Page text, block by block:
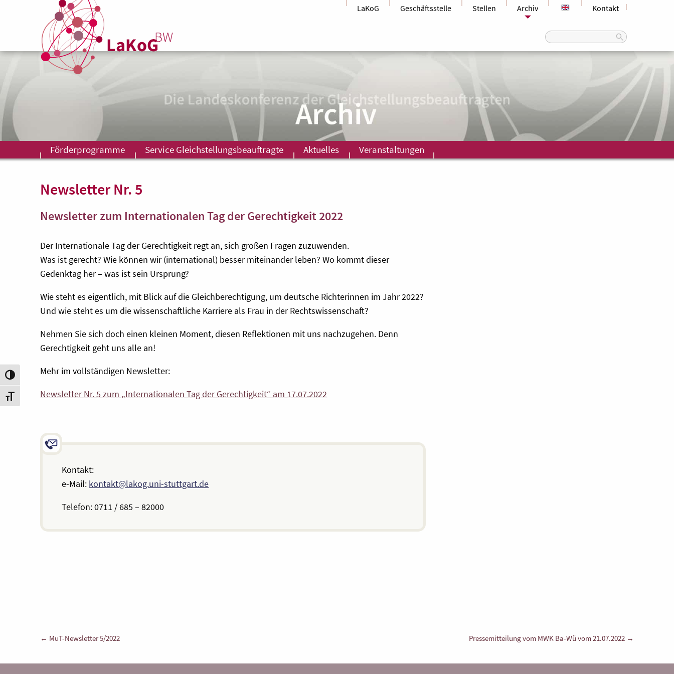
Umschalten auf hohe Kontraste
Schrift vergrößern
LaKoG Geschäftsstelle Stellen Archiv Kontakt
Search
for:
Förderprogramme Service Gleichstellungsbeauftragte Aktuelles Veranstaltungen
Newsletter Nr. 5
Newsletter zum Internationalen Tag der Gerechtigkeit 2022
Der Internationale Tag der Gerechtigkeit regt an, sich großen Fragen zuzuwenden.
Was ist gerecht? Wie können wir (international) besser miteinander leben? Wo kommt dieser
Gedenktag her – was ist sein Ursprung?
Wie steht es eigentlich, mit Blick auf die Gleichberechtigung, um deutsche Richterinnen im Jahr 2022?
Und wie steht es um die wissenschaftliche Karriere als Frau in der Rechtswissenschaft?
Nehmen Sie sich doch einen kleinen Moment, diesen Reflektionen mit uns nachzugehen. Denn
Gerechtigkeit geht uns alle an!
Mehr im vollständigen Newsletter:
Newsletter Nr. 5 zum „Internationalen Tag der Gerechtigkeit“ am 17.07.2022
Kontakt:
e-Mail: kontakt@lakog.uni-stuttgart.de
Telefon: 0711 / 685 – 82000
Beitragsnavigation
← MuT-Newsletter 5/2022 Pressemitteilung vom MWK Ba-Wü vom 21.07.2022 →